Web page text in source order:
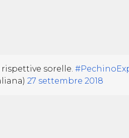
rispettive sorelle.
27 settembre 2018